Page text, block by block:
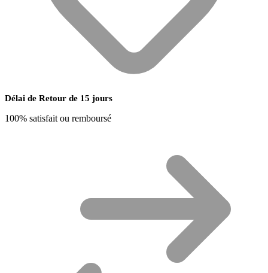
Délai de Retour de 15 jours
100% satisfait ou remboursé